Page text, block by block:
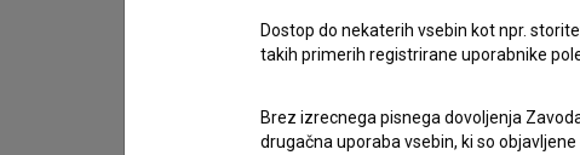
želim dodati podatke
Dostop do nekaterih vsebin kot npr.
takih primerih registrirane uporabnike
Brez izrecnega pisnega dovoljenja
drugačna uporaba vsebin, ki so